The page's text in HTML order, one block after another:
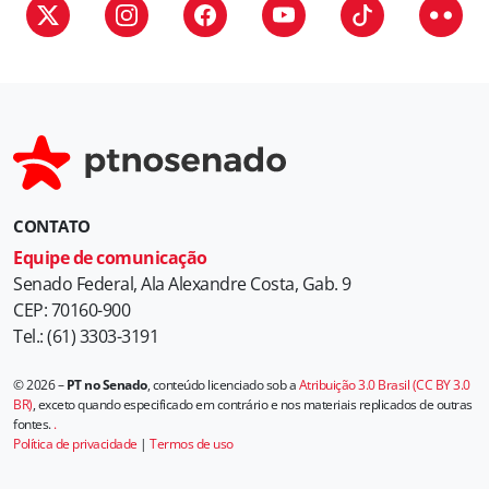
CONTATO
Equipe de comunicação
Senado Federal, Ala Alexandre Costa, Gab. 9
CEP: 70160-900
Tel.: (61) 3303-3191
© 2026 –PT no Senado, conteúdo licenciado sob aAtribuição 3.0 Brasil (CC BY 3.0
BR), exceto quando especificado em contrário e nos materiais replicados de outras
fontes..
Política de privacidade | Termos de uso